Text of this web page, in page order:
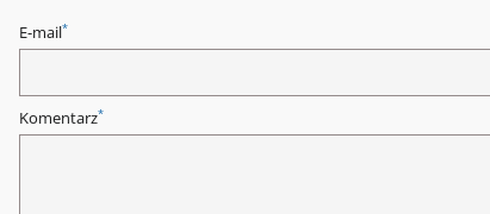
E-mail*
Komentarz*